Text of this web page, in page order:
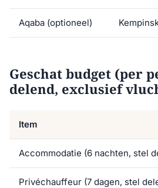
Aqaba (optioneel)
Geschat budget (per
delend, exclusief
Item
Accommodatie (6 nachten, stel
Privéchauffeur (7 dagen, stel